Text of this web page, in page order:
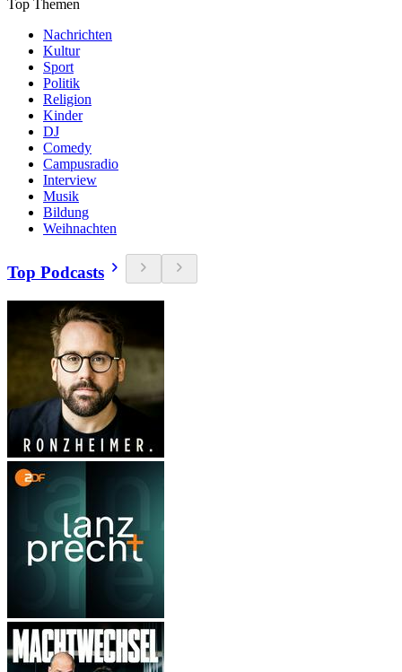
Top Themen
Nachrichten
Kultur
Sport
Politik
Religion
Kinder
DJ
Comedy
Campusradio
Interview
Musik
Bildung
Weihnachten
Top Podcasts